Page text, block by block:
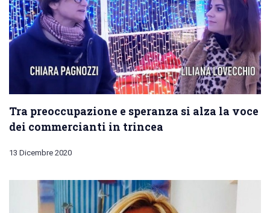
Tra preoccupazione e speranza si alza la voce
dei commercianti in trincea
13 Dicembre 2020